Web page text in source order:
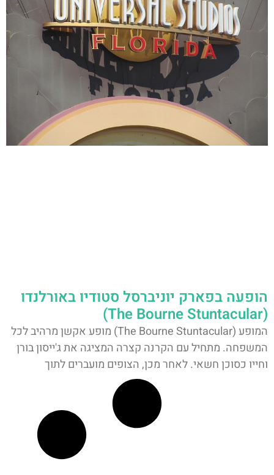
הופעה בפארק יוניברסל סטודיו באורלנדו
(The Bourne Stuntacular)
המופע (The Bourne Stuntacular) מופע אקשן מרהיב לכל
המשפחה. מתחיל עם הקרנה קצרה המציגה את ג'ייסון בורן
וחייו כסוכן חשאי. לאחר מכן, הצופים מועברים לתוך